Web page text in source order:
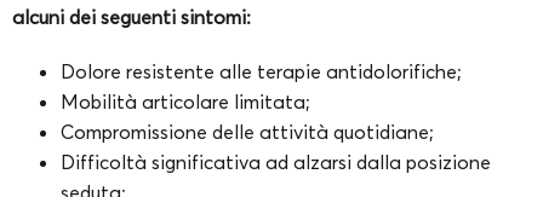
alcuni dei seguenti sintomi:
Dolore resistente alle terapie antidolorifiche;
Mobilità articolare limitata;
Compromissione delle attività quotidiane;
Difficoltà significativa ad alzarsi dalla posizione
seduta;